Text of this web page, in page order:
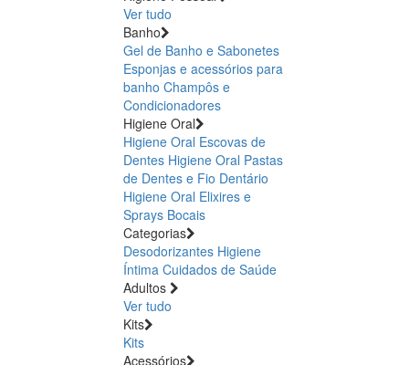
Ver tudo
Banho
Gel de Banho e Sabonetes
Esponjas e acessórios para
banho Champôs e
Condicionadores
Higiene Oral
Higiene Oral Escovas de
Dentes Higiene Oral Pastas
de Dentes e Fio Dentário
Higiene Oral Elixires e
Sprays Bocais
Categorias
Desodorizantes Higiene
Íntima Cuidados de Saúde
Adultos
Ver tudo
Kits
Kits
Acessórios